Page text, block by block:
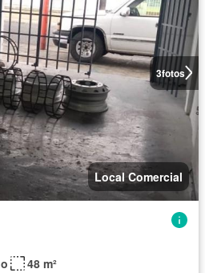
3fotos
Local Comercial
48 m²